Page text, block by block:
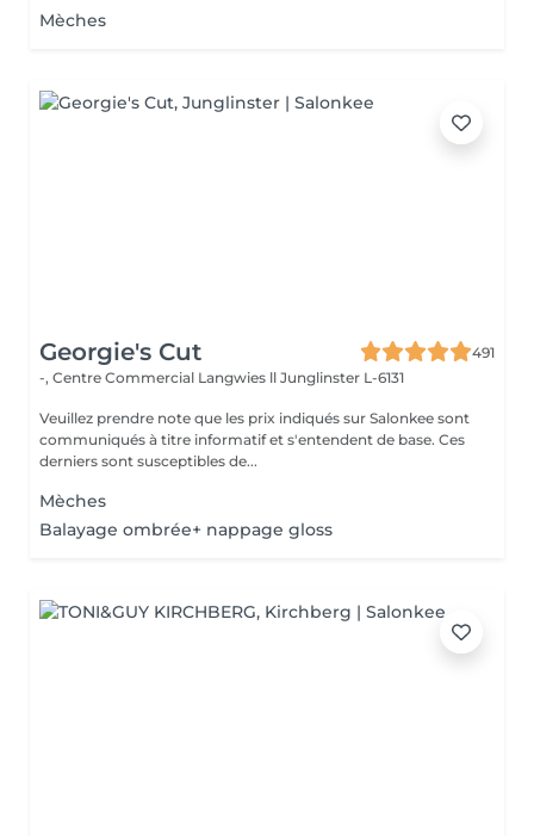
Mèches
Georgie's Cut
491
-, Centre Commercial Langwies ll Junglinster L-6131
Veuillez prendre note que les prix indiqués sur Salonkee sont
communiqués à titre informatif et s'entendent de base. Ces
derniers sont susceptibles de...
Mèches
Balayage ombrée+ nappage gloss